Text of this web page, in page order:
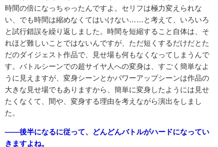
時間の倍になっちゃったんですよ。セリフは極力変えられな
い、でも時間は縮めなくてはいけない……と考えて、いろいろ
と試行錯誤を繰り返しました。時間を短縮すること自体は、そ
れほど難しいことではないんですが、ただ短くするだけだとた
だのダイジェスト作品で、見せ場も何もなくなってしまうんで
す。バトルシーンでの超サイヤ人への変身は、すごく簡単なよ
うに見えますが、変身シーンとかパワーアップシーンは作品の
大きな見せ場でもありますから、簡単に変身したようには見せ
たくなくて、間や、変身する理由を考えながら演出をしまし
た。
――後半になるに従って、どんどんバトルがハードになってい
きますよね。